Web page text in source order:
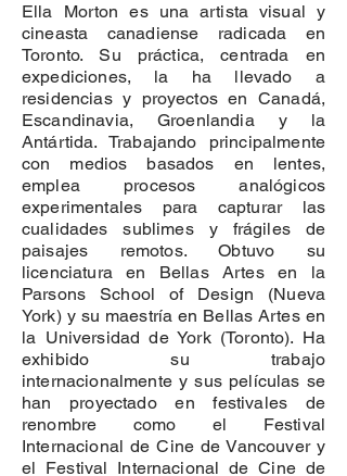
Ella Morton es una artista visual y
cineasta canadiense radicada en
Toronto. Su práctica, centrada en
expediciones, la ha llevado a
residencias y proyectos en Canadá,
Escandinavia, Groenlandia y la
Antártida. Trabajando principalmente
con medios basados en lentes,
emplea procesos analógicos
experimentales para capturar las
cualidades sublimes y frágiles de
paisajes remotos. Obtuvo su
licenciatura en Bellas Artes en la
Parsons School of Design (Nueva
York) y su maestría en Bellas Artes en
la Universidad de York (Toronto). Ha
exhibido su trabajo
internacionalmente y sus películas se
han proyectado en festivales de
renombre como el Festival
Internacional de Cine de Vancouver y
el Festival Internacional de Cine de